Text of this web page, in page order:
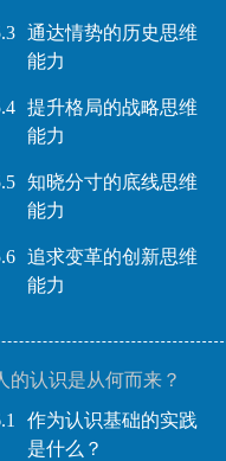
通达情势的历史思维
能力
提升格局的战略思维
能力
知晓分寸的底线思维
能力
追求变革的创新思维
能力
的认识是从何而来？
作为认识基础的实践
是什么？